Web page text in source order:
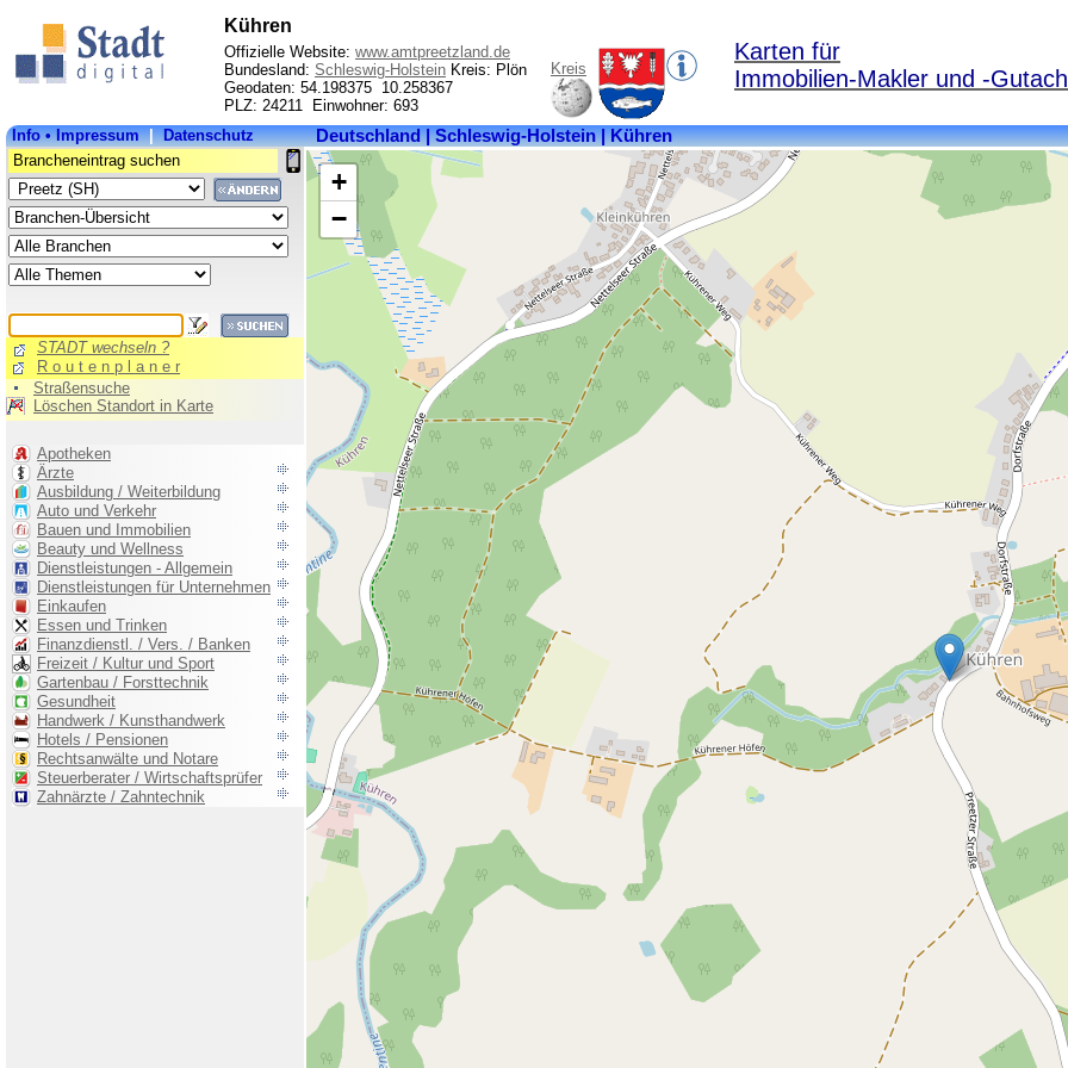
Kühren
Offizielle Website: www.amtpreetzland.de
Bundesland: Schleswig-Holstein Kreis: Plön
Geodaten: 54.198375 10.258367
PLZ: 24211 Einwohner: 693
Kreis
Plön
Bundesland:
Schleswig-
Holstein
Einwohner:
Postleitzahl:
24211
Ortsteile:
Appelwarder,
Charlottenwerk,
Klein
Kühren,
Kühren,
Kührenerbrücke,
Kührenerglinde,
Kührenerhöfen,
Kührenermühle,
Mückenberg,
Wilhelminenhof
Karten für
Immobilien-Makler und -